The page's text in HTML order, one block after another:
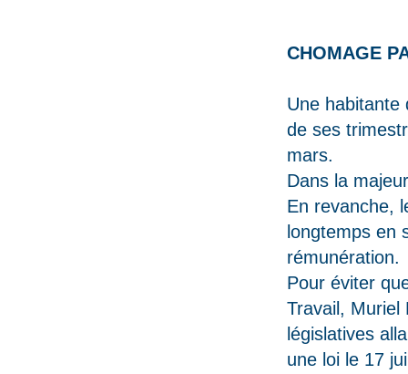
CHOMAGE
Une habitante
de ses
mars.
Dans la
En revanche,
longtemps en
rémunération.
Pour éviter
Travail, Muriel
législatives
une loi le 17